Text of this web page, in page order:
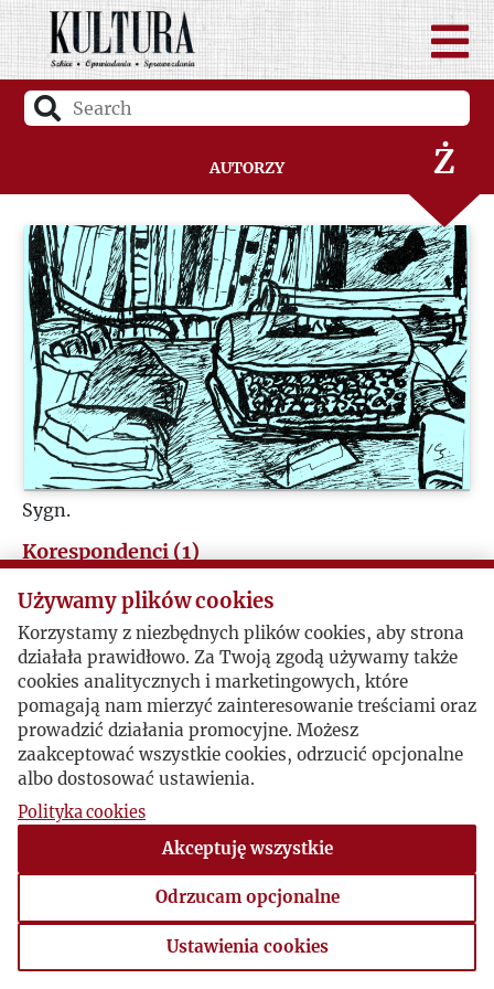
Autorzy
W
Z
Ż
Sygn.
Korespondenci (1)
Jerzy Giedroyc
Józef Żywina / Jerzy Giedroyc
Redaktor zapowiada od 1 marca (!) "kwartalnik o
charakterze literacko-społeczno-politycznym" i
zaprasza do współpracy.
1947-01-11 , Jerzy Giedroyc
syg. KorRed Żywina
Używamy plików cookies
Korzystamy z niezbędnych plików cookies, aby strona
działała prawidłowo. Za Twoją zgodą używamy także
cookies analitycznych i marketingowych, które
pomagają nam mierzyć zainteresowanie treściami oraz
prowadzić działania promocyjne. Możesz
zaakceptować wszystkie cookies, odrzucić opcjonalne
albo dostosować ustawienia.
Polityka cookies
Akceptuję wszystkie
Odrzucam opcjonalne
Ustawienia cookies
Ustawienia cookies